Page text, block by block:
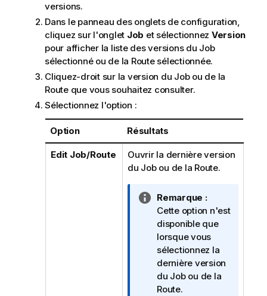
versions.
Dans le panneau des onglets de configuration,
cliquez sur l'onglet Job et sélectionnez Version
pour afficher la liste des versions du Job
sélectionné ou de la Route sélectionnée.
Cliquez-droit sur la version du Job ou de la
Route que vous souhaitez consulter.
Sélectionnez l'option :
Option Résultats
Edit Job/Route
Ouvrir la dernière version
du Job ou de la Route.
N
o
t
e
I
n
f
o
Remarque :
Cette option n'est
disponible que
lorsque vous
sélectionnez la
dernière version
du Job ou de la
Route.